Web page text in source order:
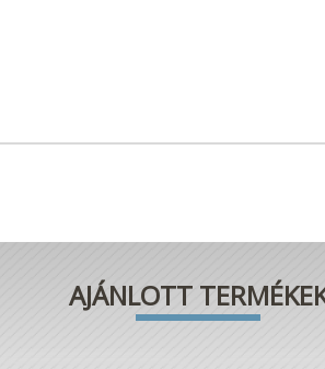
AJÁNLOTT